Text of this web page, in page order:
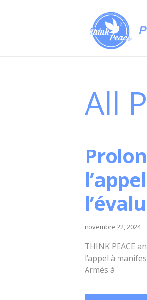
All
novembre 22, 2024
THINK PEACE
l’appel à
Armés à